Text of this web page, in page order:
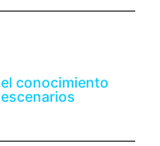
conocimiento